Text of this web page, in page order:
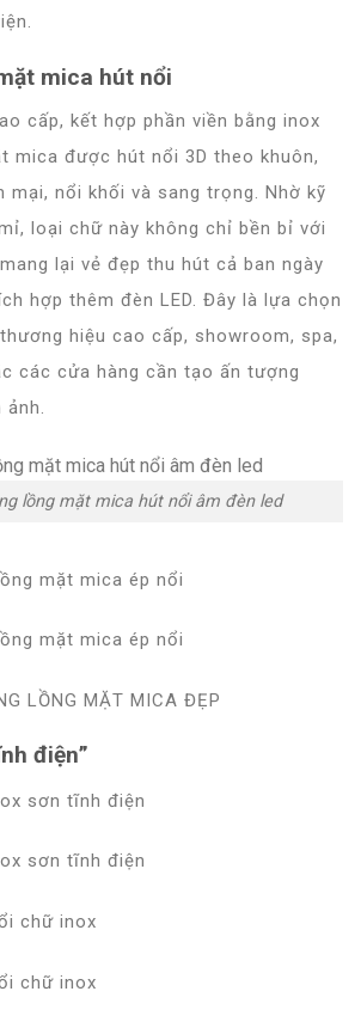
mica hút nổi
cấp, kết hợp phần viền bằng inox
mica được hút nổi 3D theo khuôn,
mại, nổi khối và sang trọng. Nhờ kỹ
loại chữ này không chỉ bền bỉ với
lại vẻ đẹp thu hút cả ban ngày
hợp thêm đèn LED. Đây là lựa chọn
hiệu cao cấp, showroom, spa,
các cửa hàng cần tạo ấn tượng
ảnh.
lồng mặt mica hút nổi âm đèn led
điện”